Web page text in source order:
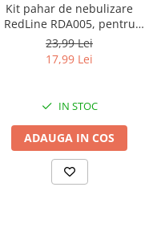
Kit pahar de nebulizare
RedLine RDA005, pentru
aparate de aerosoli
nebulizatoare cu compresor
23,99 Lei
17,99 Lei
IN STOC
ADAUGA IN COS